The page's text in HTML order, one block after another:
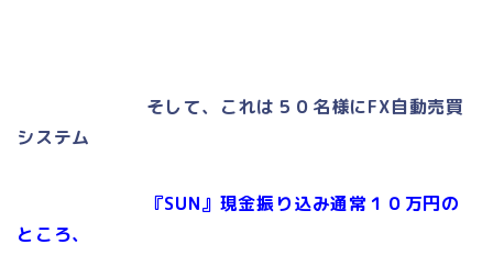
そして、これは５０名様にFX自動売買
システム
『SUN』現金振り込み通常１０万円の
ところ、